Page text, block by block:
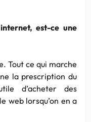
est-ce une
Tout ce qui marche
la prescription du
d’acheter des
web lorsqu’on en a